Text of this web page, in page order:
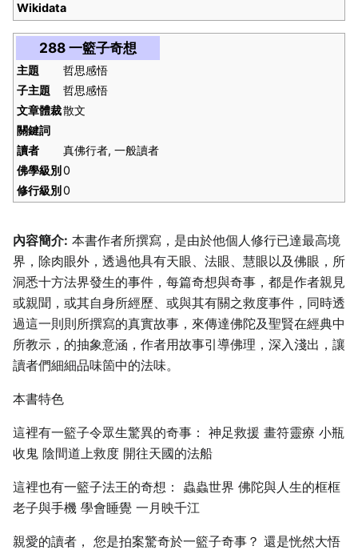
Wikidata
288 一籃子奇想
主題
哲思感悟
子主題
哲思感悟
文章體裁散文
關鍵詞
讀者
真佛行者, 一般讀者
佛學級別0
修行級別0
內容簡介: 本書作者所撰寫，是由於他個人修行已達最高境
界，除肉眼外，透過他具有天眼、法眼、慧眼以及佛眼，所
洞悉十方法界發生的事件，每篇奇想與奇事，都是作者親見
或親聞，或其自身所經歷、或與其有關之救度事件，同時透
過這一則則所撰寫的真實故事，來傳達佛陀及聖賢在經典中
所教示，的抽象意涵，作者用故事引導佛理，深入淺出，讓
讀者們細細品味箇中的法味。
本書特色
這裡有一籃子令眾生驚異的奇事： 神足救援 畫符靈療 小瓶
收鬼 陰間道上救度 開往天國的法船
這裡也有一籃子法王的奇想： 蟲蟲世界 佛陀與人生的框框
老子與手機 學會睡覺 一月映千江
親愛的讀者， 您是拍案驚奇於一籃子奇事？ 還是恍然大悟